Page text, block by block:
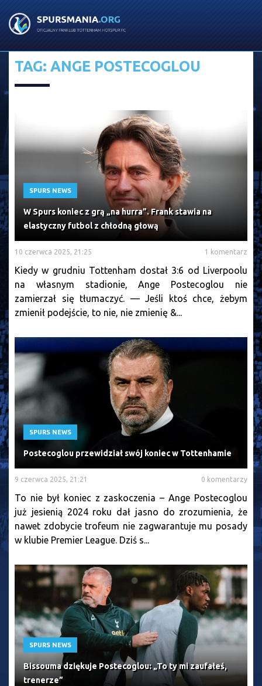
TAG: ANGE POSTECOGLOU
SPURS NEWS
W Spurs koniec z grą „na hurra”. Frank stawia na
elastyczny futbol z chłodną głową
10 czerwca 2025, 21:25 1 komentarz
Kiedy w grudniu Tottenham dostał 3:6 od Liverpoolu
na własnym stadionie, Ange Postecoglou nie
zamierzał się tłumaczyć. — Jeśli ktoś chce, żebym
zmienił podejście, to nie, nie zmienię &...
SPURS NEWS
Postecoglou przewidział swój koniec w Tottenhamie
9 czerwca 2025, 21:21 0 komentarzy
To nie był koniec z zaskoczenia – Ange Postecoglou
już jesienią 2024 roku dał jasno do zrozumienia, że
nawet zdobycie trofeum nie zagwarantuje mu posady
w klubie Premier League. Dziś s...
SPURS NEWS
Bissouma dziękuje Postecoglou: „To ty mi zaufałeś,
trenerze”